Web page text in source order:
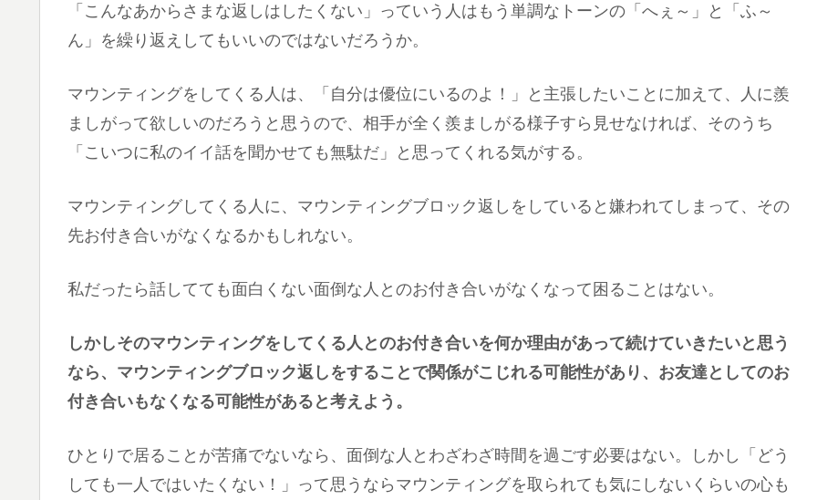
「こんなあからさまな返しはしたくない」っていう人はもう単調なトーンの「へぇ～」と「ふ～
ん」を繰り返えしてもいいのではないだろうか。
マウンティングをしてくる人は、「自分は優位にいるのよ！」と主張したいことに加えて、人に羨
ましがって欲しいのだろうと思うので、相手が全く羨ましがる様子すら見せなければ、そのうち
「こいつに私のイイ話を聞かせても無駄だ」と思ってくれる気がする。
マウンティングしてくる人に、マウンティングブロック返しをしていると嫌われてしまって、その
先お付き合いがなくなるかもしれない。
私だったら話してても面白くない面倒な人とのお付き合いがなくなって困ることはない。
しかしそのマウンティングをしてくる人とのお付き合いを何か理由があって続けていきたいと思う
なら、マウンティングブロック返しをすることで関係がこじれる可能性があり、お友達としてのお
付き合いもなくなる可能性があると考えよう。
ひとりで居ることが苦痛でないなら、面倒な人とわざわざ時間を過ごす必要はない。しかし「どう
しても一人ではいたくない！」って思うならマウンティングを取られても気にしないくらいの心も